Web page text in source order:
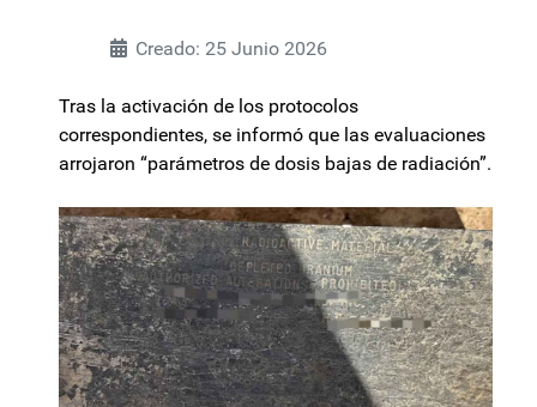
Creado: 25 Junio 2026
Tras la activación de los protocolos
correspondientes, se informó que las evaluaciones
arrojaron “parámetros de dosis bajas de radiación”.